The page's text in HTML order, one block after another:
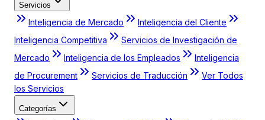
Servicios
Inteligencia de Mercado
Inteligencia del Cliente
Inteligencia Competitiva
Servicios de Investigación de
Mercado
Inteligencia de los Empleados
Inteligencia
de Procurement
Servicios de Traducción
Ver Todos
los Servicios
Categorías